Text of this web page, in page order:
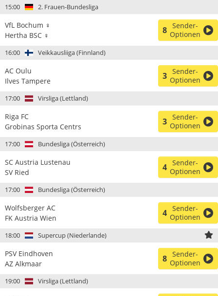
15:00 2. Frauen-Bundesliga
VfL Bochum ♀
Hertha BSC ♀
8 Sender-
Optionen
16:00 Veikkausliiga (Finnland)
AC Oulu
Ilves Tampere
3 Sender-
Optionen
17:00 Virsliga (Lettland)
Riga FC
Grobinas Sporta Centrs
3 Sender-
Optionen
17:00 Bundesliga (Österreich)
SC Austria Lustenau
SV Ried
4 Sender-
Optionen
17:00 Bundesliga (Österreich)
Wolfsberger AC
FK Austria Wien
4 Sender-
Optionen
18:00 Supercup (Niederlande)
PSV Eindhoven
AZ Alkmaar
8 Sender-
Optionen
19:00 Virsliga (Lettland)